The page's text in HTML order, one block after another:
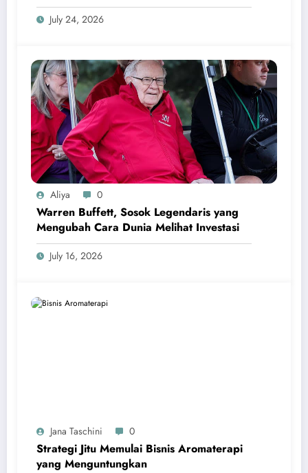
July 24, 2026
Aliya 0
Warren Buffett, Sosok Legendaris yang
Mengubah Cara Dunia Melihat Investasi
July 16, 2026
Jana Taschini 0
Strategi Jitu Memulai Bisnis Aromaterapi
yang Menguntungkan